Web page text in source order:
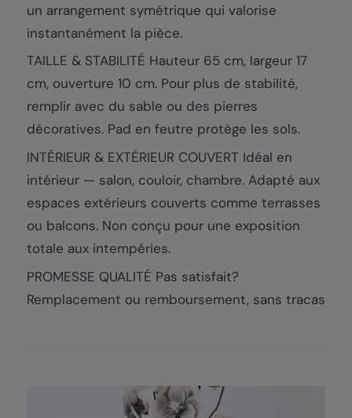
un arrangement symétrique qui valorise
instantanément la pièce.
TAILLE & STABILITÉ Hauteur 65 cm, largeur 17
cm, ouverture 10 cm. Pour plus de stabilité,
remplir avec du sable ou des pierres
décoratives. Pad en feutre protège les sols.
INTÉRIEUR & EXTÉRIEUR COUVERT Idéal en
intérieur — salon, couloir, chambre. Adapté aux
espaces extérieurs couverts comme terrasses
ou balcons. Non conçu pour une exposition
totale aux intempéries.
PROMESSE QUALITÉ Pas satisfait?
Remplacement ou remboursement, sans tracas